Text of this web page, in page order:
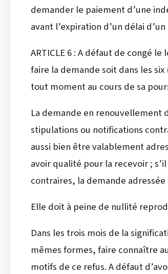
demander le paiement d’une
avant l’expiration d’un délai
ARTICLE 6 : A défaut de congé
faire la demande soit dans les
tout moment au cours de sa
La demande en renouvellement
stipulations ou notifications
aussi bien être valablement
avoir qualité pour la recevoir ;
contraires, la demande adressée
Elle doit à peine de nullité
Dans les trois mois de la
mêmes formes, faire connaître
motifs de ce refus. A défaut